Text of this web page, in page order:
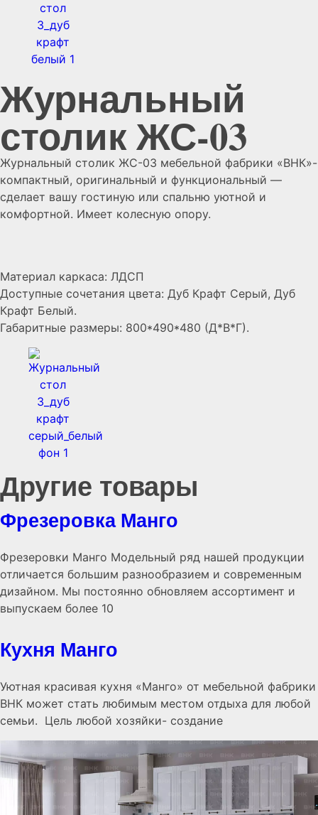
Журнальный
столик ЖС-03
Журнальный столик ЖС-03 мебельной фабрики «ВНК»-
компактный, оригинальный и функциональный —
сделает вашу гостиную или спальню уютной и
комфортной. Имеет колесную опору.
Материал каркаса: ЛДСП
Доступные сочетания цвета: Дуб Крафт Серый, Дуб
Крафт Белый.
Габаритные размеры: 800*490*480 (Д*В*Г).
Другие товары
Фрезеровка Манго
Фрезеровки Манго Модельный ряд нашей продукции
отличается большим разнообразием и современным
дизайном. Мы постоянно обновляем ассортимент и
выпускаем более 10
Кухня Манго
Уютная красивая кухня «Манго» от мебельной фабрики
ВНК может стать любимым местом отдыха для любой
семьи. Цель любой хозяйки- создание